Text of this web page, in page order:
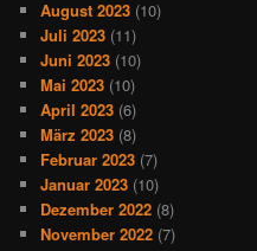
August 2023 (10)
Juli 2023 (11)
Juni 2023 (10)
Mai 2023 (10)
April 2023 (6)
März 2023 (8)
Februar 2023 (7)
Januar 2023 (10)
Dezember 2022 (8)
November 2022 (7)